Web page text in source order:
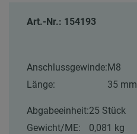
Art.-Nr.: 154193
Anschlussgewinde:M8
Länge:
35 mm
Abgabeeinheit:25 Stück
Gewicht/ME:
0,081 kg